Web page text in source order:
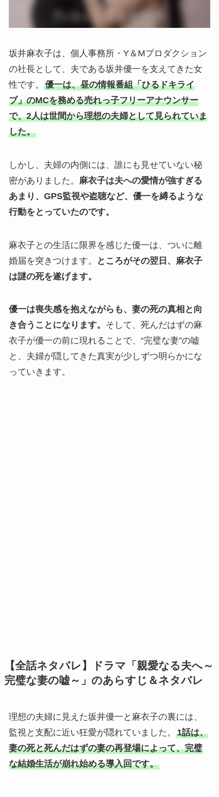
坂井麻衣子は、個人事務所・Y＆Mプロダクション
の社長として、夫である坂井優一を支えてきた女
性です。 優一は、昼の情報番組「ひるドキライ
ブ」のMCを務める売れっ子フリーアナウンサー
で、2人は世間から理想の夫婦として見られていま
した。
しかし、夫婦の内側には、誰にも見せていない秘
密がありました。 麻衣子は夫への愛情が強すぎる
あまり、GPS監視や盗聴など、優一を縛るような
行動をとっていたのです。
麻衣子との生活に限界を感じた優一は、ついに離
婚届を突きつけます。
ところがその翌日、麻衣子
は謎の死を遂げます。
優一は喪失感を抱えながらも、妻の死の真相と向
き合うことになります。 そして、死んだはずの麻
衣子が優一の前に現れることで、“完璧な妻”の嘘
と、夫婦が隠してきた真実が少しずつ明らかにな
っていきます。
【全話ネタバレ】ドラマ「親愛なる夫へ～
完璧な妻の嘘～」のあらすじ＆ネタバレ
理想の夫婦に見えた坂井優一と麻衣子の裏には、
監視と支配に近い狂愛が隠れていました。 1話は、
妻の死と死んだはずの妻の再登場によって、完璧
な結婚生活が崩れ始める導入回です。